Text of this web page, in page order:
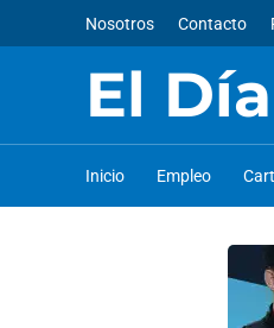
Nosotros Contacto
El Día
Inicio Empleo